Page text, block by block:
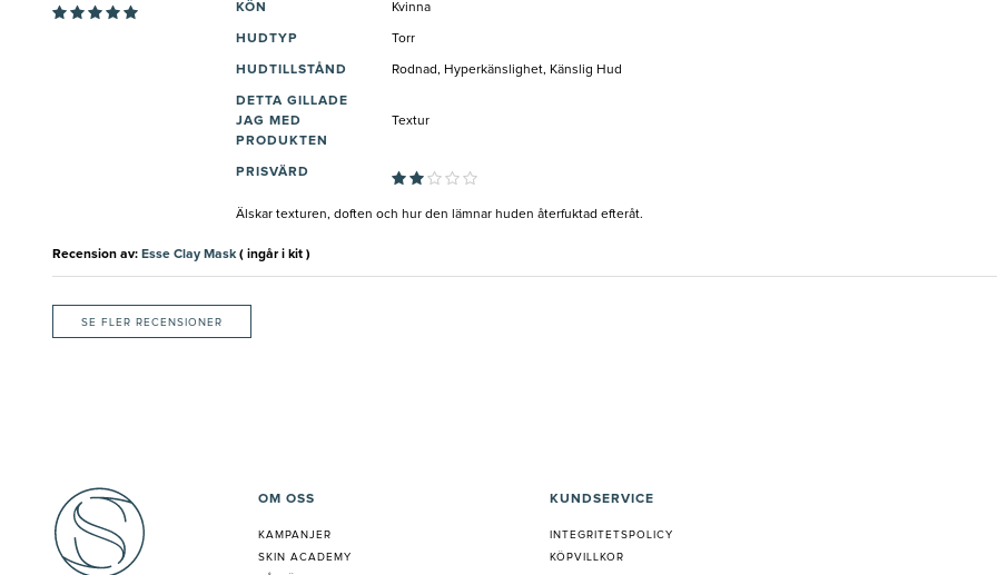
KÖN Kvinna
HUDTYP Torr
HUDTILLSTÅND Rodnad, Hyperkänslighet, Känslig Hud
DETTA GILLADE
JAG MED
PRODUKTEN
Textur
PRISVÄRD
Älskar texturen, doften och hur den lämnar huden återfuktad efteråt.
Recension av: Esse Clay Mask( ingår i kit )
SE FLER RECENSIONER
OM OSS
KAMPANJER
SKIN ACADEMY
KUNDSERVICE
INTEGRITETSPOLICY
KÖPVILLKOR